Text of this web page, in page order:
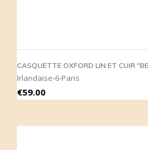
CASQUETTE OXFORD LIN ET CUIR
Irlandaise-6-Pans
Price
€59.00